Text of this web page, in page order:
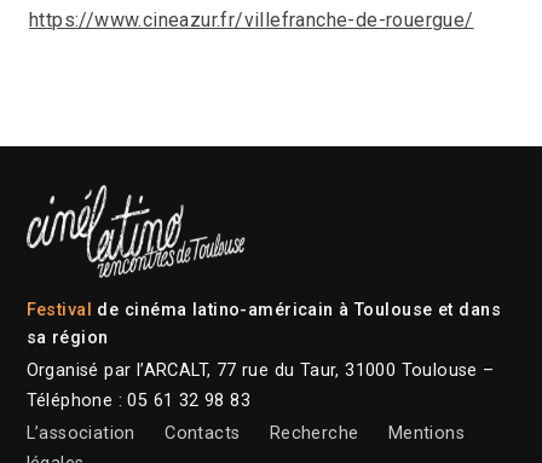
https://www.cineazur.fr/villefranche-de-rouergue/
Festival de cinéma latino-américain à Toulouse et dans
sa région
Organisé par l’ARCALT, 77 rue du Taur, 31000 Toulouse –
Téléphone : 05 61 32 98 83
L’association
Contacts Recherche
Mentions